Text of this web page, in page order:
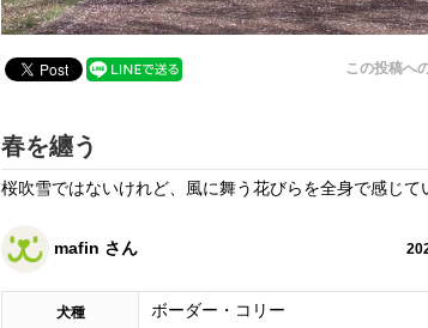
この投稿へ
春を纏う
桜吹雪ではないけれど、風に舞う花びらを全身で感じて
mafin さん
犬種 ボーダー・コリー